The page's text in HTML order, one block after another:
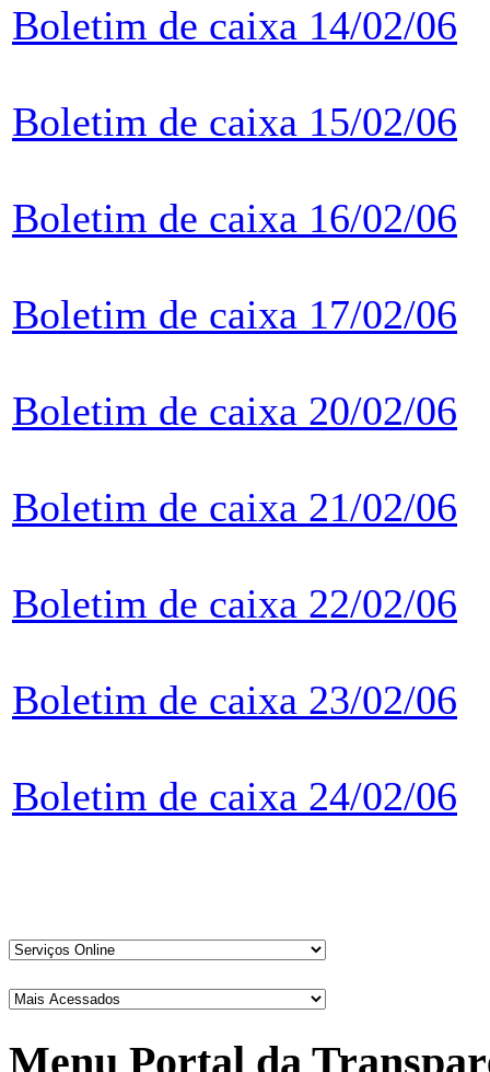
Boletim de caixa 14/02/06
Boletim de caixa 15/02/06
Boletim de caixa 16/02/06
Boletim de caixa 17/02/06
Boletim de caixa 20/02/06
Boletim de caixa 21/02/06
Boletim de caixa 22/02/06
Boletim de caixa 23/02/06
Boletim de caixa 24/02/06
Menu Portal da